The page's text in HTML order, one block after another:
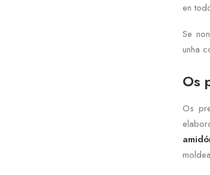
en
Se
unha
Os
Os